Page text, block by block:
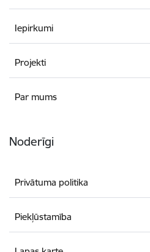
Iepirkumi
Projekti
Par mums
Noderīgi
Privātuma politika
Piekļūstamība